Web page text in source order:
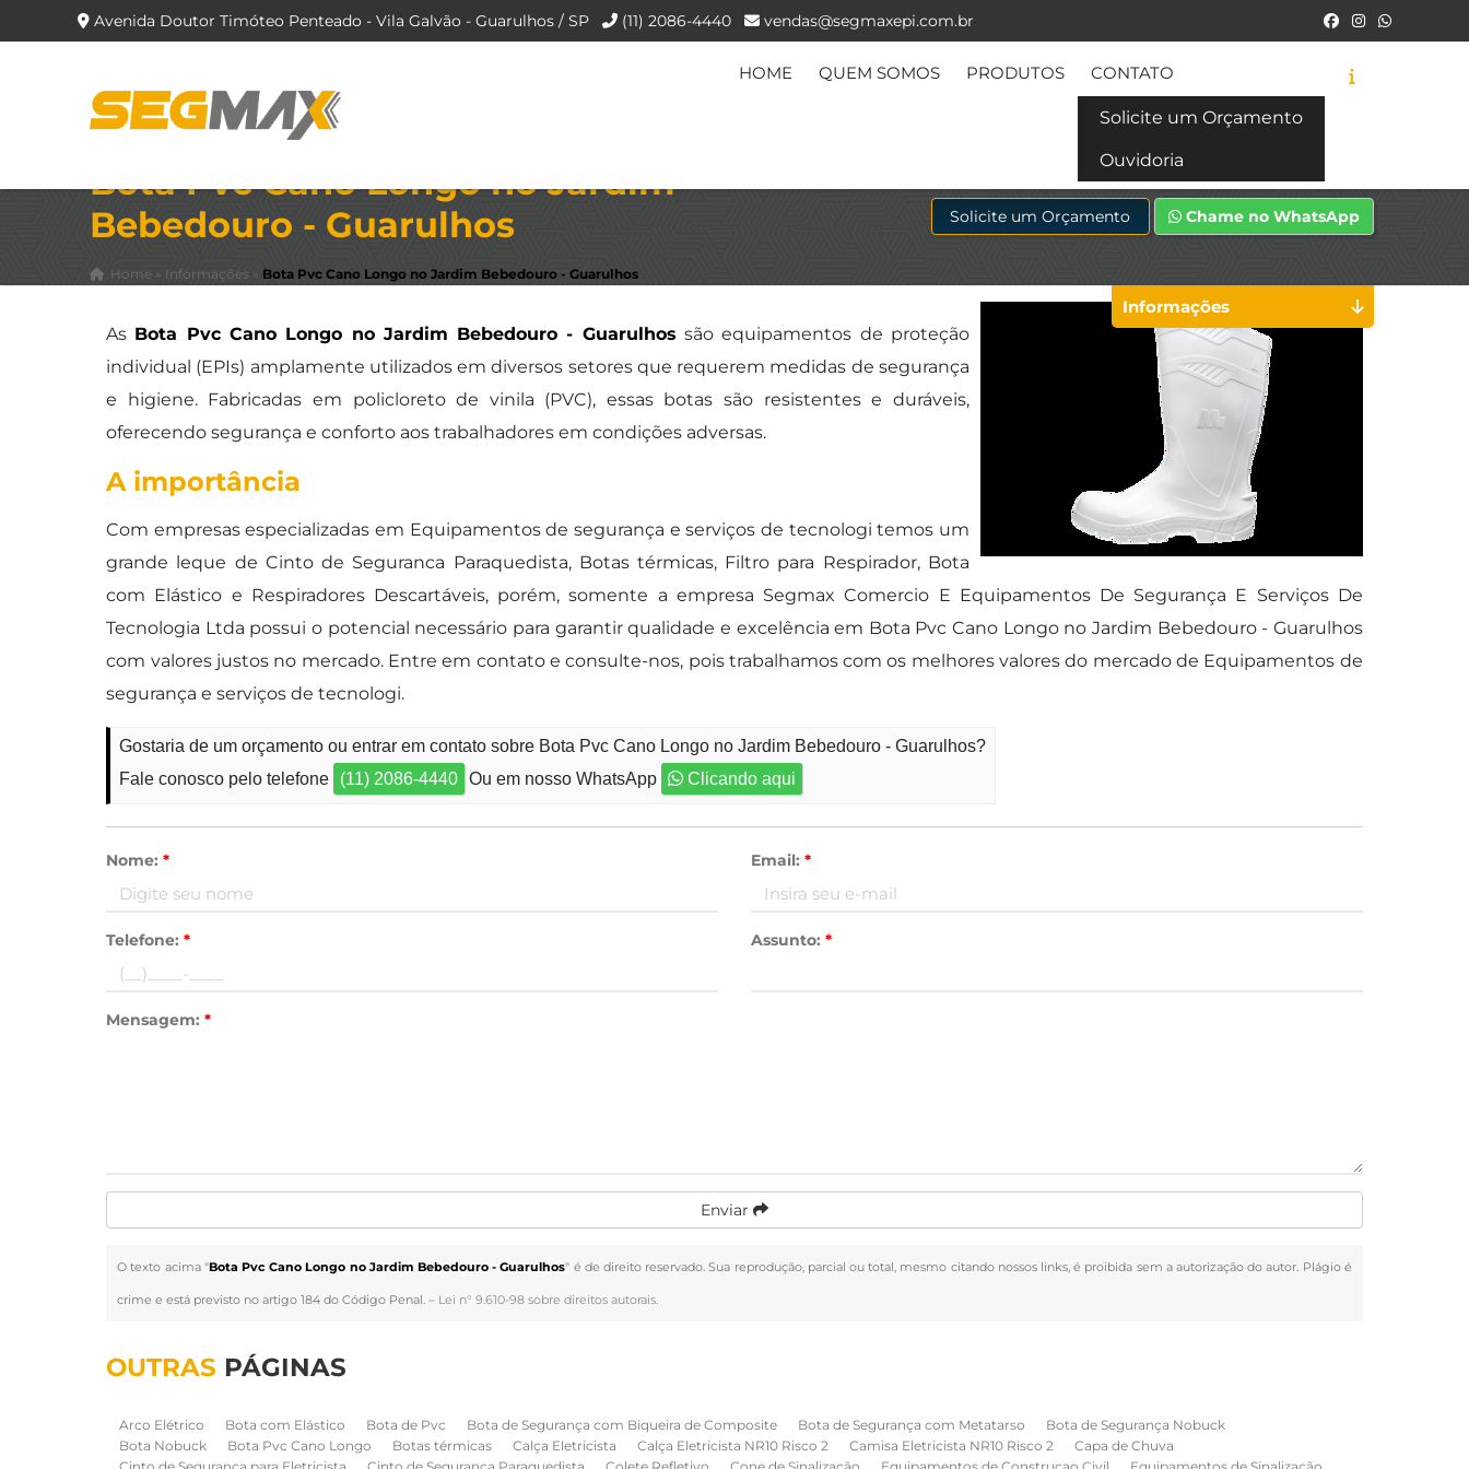
Avenida Doutor Timóteo Penteado - Vila Galvão - Guarulhos / SP (11) 2086-4440 vendas@segmaxepi.com.br
HOME QUEM SOMOS PRODUTOS CONTATO
Solicite um Orçamento
Ouvidoria
Bota Pvc Cano Longo no Jardim
Bebedouro - Guarulhos
Home » Informações » Bota Pvc Cano Longo no Jardim Bebedouro - Guarulhos
Solicite um Orçamento Chame no WhatsApp
As Bota Pvc Cano Longo no Jardim Bebedouro - Guarulhos são equipamentos de proteção
individual (EPIs) amplamente utilizados em diversos setores que requerem medidas de segurança
e higiene. Fabricadas em policloreto de vinila (PVC), essas botas são resistentes e duráveis,
oferecendo segurança e conforto aos trabalhadores em condições adversas.
A importância
Com empresas especializadas em Equipamentos de segurança e serviços de tecnologi temos um
grande leque de Cinto de Seguranca Paraquedista, Botas térmicas, Filtro para Respirador, Bota
com Elástico e Respiradores Descartáveis, porém, somente a empresa Segmax Comercio E Equipamentos De Segurança E Serviços De
Tecnologia Ltda possui o potencial necessário para garantir qualidade e excelência em Bota Pvc Cano Longo no Jardim Bebedouro - Guarulhos
com valores justos no mercado. Entre em contato e consulte-nos, pois trabalhamos com os melhores valores do mercado de Equipamentos de
segurança e serviços de tecnologi.
Gostaria de um orçamento ou entrar em contato sobre Bota Pvc Cano Longo no Jardim Bebedouro - Guarulhos?
Fale conosco pelo telefone
(11) 2086-4440 Ou em nosso WhatsApp Clicando aqui
Nome:* Email: *
Telefone:* Assunto: *
Mensagem:*
Enviar
O texto acima "Bota Pvc Cano Longo no Jardim Bebedouro - Guarulhos" é de direito reservado. Sua reprodução, parcial ou total, mesmo citando nossos links, é proibida sem a autorização do autor. Plágio é
crime e está previsto no artigo 184 do Código Penal. – Lei n° 9.610-98 sobre direitos autorais.
Informações
OUTRAS PÁGINAS
Arco Elétrico Bota com Elástico Bota de Pvc Bota de Segurança com Biqueira de Composite Bota de Segurança com Metatarso
Bota de Segurança Nobuck
Bota Nobuck
Bota Pvc Cano Longo Botas térmicas Calça Eletricista Calça Eletricista NR10 Risco 2 Camisa Eletricista NR10 Risco 2
Capa de Chuva